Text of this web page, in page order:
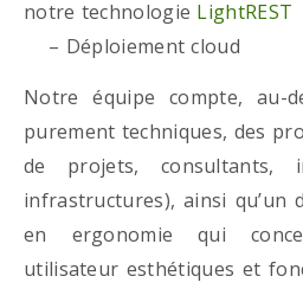
notre technologie LightREST
– Déploiement cloud
Notre équipe compte, au-
purement techniques, des
de projets, consultants,
infrastructures), ainsi qu’un
en ergonomie qui
utilisateur esthétiques et